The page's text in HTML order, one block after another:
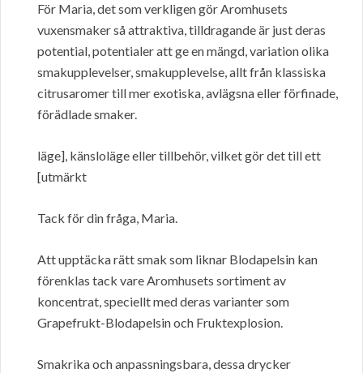
För Maria, det som verkligen gör Aromhusets
vuxensmaker så attraktiva, tilldragande är just deras
potential, potentialer att ge en mängd, variation olika
smakupplevelser, smakupplevelse, allt från klassiska
citrusaromer till mer exotiska, avlägsna eller förfinade,
förädlade smaker.
läge], känsloläge eller tillbehör, vilket gör det till ett
[utmärkt
Tack för din fråga, Maria.
Att upptäcka rätt smak som liknar Blodapelsin kan
förenklas tack vare Aromhusets sortiment av
koncentrat, speciellt med deras varianter som
Grapefrukt-Blodapelsin och Fruktexplosion.
Smakrika och anpassningsbara, dessa drycker